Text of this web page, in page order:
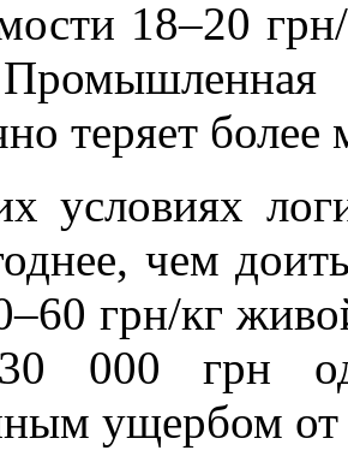
18–20
теряет более
условиях
чем
грн/кг
000 грн
ущербом